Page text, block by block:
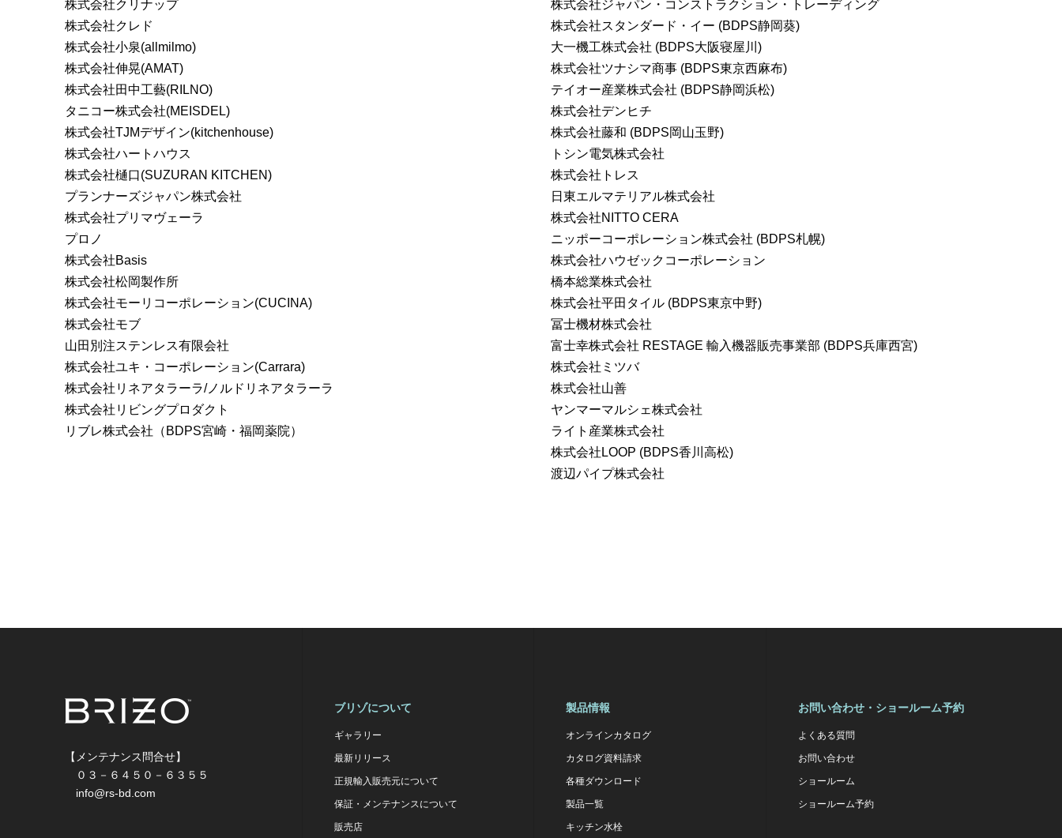
株式会社クリナップ
株式会社クレド
株式会社小泉(allmilmo)
株式会社伸晃(AMAT)
株式会社田中工藝(RILNO)
タニコー株式会社(MEISDEL)
株式会社TJMデザイン(kitchenhouse)
株式会社ハートハウス
株式会社樋口(SUZURAN KITCHEN)
プランナーズジャパン株式会社
株式会社プリマヴェーラ
プロノ
株式会社Basis
株式会社松岡製作所
株式会社モーリコーポレーション(CUCINA)
株式会社モブ
山田別注ステンレス有限会社
株式会社ユキ・コーポレーション(Carrara)
株式会社リネアタラーラ/ノルドリネアタラーラ
株式会社リビングプロダクト
リブレ株式会社（BDPS宮崎・福岡薬院）
株式会社ジャパン・コンストラクション・トレーディング
株式会社スタンダード・イー (BDPS静岡葵)
大一機工株式会社 (BDPS大阪寝屋川)
株式会社ツナシマ商事 (BDPS東京西麻布)
テイオー産業株式会社 (BDPS静岡浜松)
株式会社デンヒチ
株式会社藤和 (BDPS岡山玉野)
トシン電気株式会社
株式会社トレス
日東エルマテリアル株式会社
株式会社NITTO CERA
ニッポーコーポレーション株式会社 (BDPS札幌)
株式会社ハウゼックコーポレーション
橋本総業株式会社
株式会社平田タイル (BDPS東京中野)
冨士機材株式会社
富士幸株式会社 RESTAGE 輸入機器販売事業部 (BDPS兵庫西宮)
株式会社ミツバ
株式会社山善
ヤンマーマルシェ株式会社
ライト産業株式会社
株式会社LOOP (BDPS香川高松)
渡辺パイプ株式会社
【メンテナンス問合せ】
０３－６４５０－６３５５
info@rs-bd.com
ブリゾについて
ギャラリー
最新リリース
正規輸入販売元について
保証・メンテナンスについて
販売店
製品情報
オンラインカタログ
カタログ資料請求
各種ダウンロード
製品一覧
キッチン水栓
お問い合わせ・ショールーム予約
よくある質問
お問い合わせ
ショールーム
ショールーム予約